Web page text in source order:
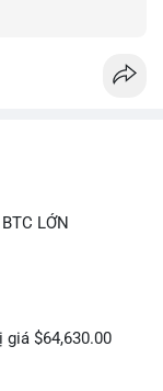
LỚN
giá $64,630.00